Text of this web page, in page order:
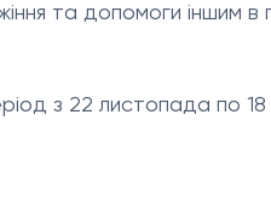
та допомоги іншим в
з 22 листопада по 18